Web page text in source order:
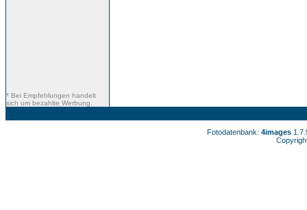
* Bei Empfehlungen handelt
sich um bezahlte Werbung.
Fotodatenbank: 4images